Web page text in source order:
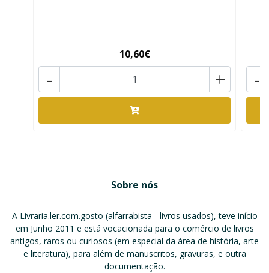
10,60€
+
- -
Sobre nós
A Livraria.ler.com.gosto (alfarrabista - livros usados), teve início
em Junho 2011 e está vocacionada para o comércio de livros
antigos, raros ou curiosos (em especial da área de história, arte
e literatura), para além de manuscritos, gravuras, e outra
documentação.